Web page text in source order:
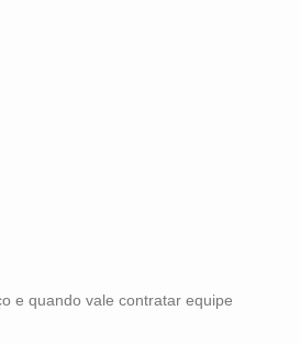
e quando vale contratar equipe